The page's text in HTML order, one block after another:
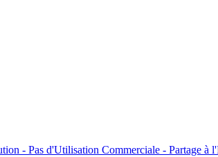
- Pas d'Utilisation Commerciale - Partage à